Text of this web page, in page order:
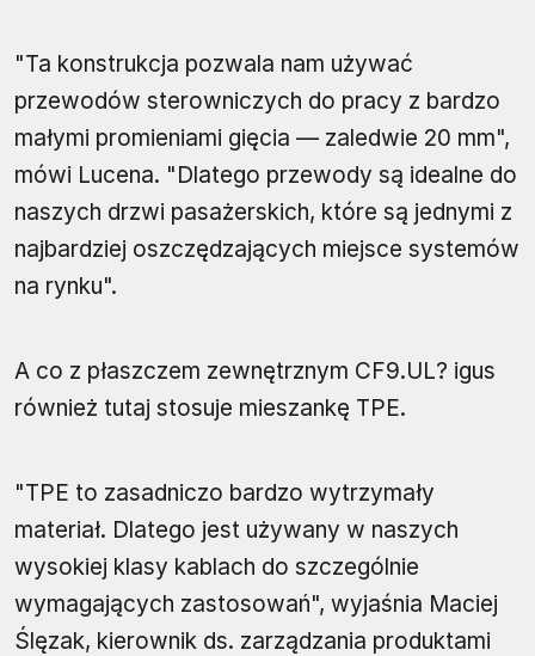
"Ta konstrukcja pozwala nam używać
przewodów sterowniczych do pracy z bardzo
małymi promieniami gięcia — zaledwie 20 mm",
mówi Lucena. "Dlatego przewody są idealne do
naszych drzwi pasażerskich, które są jednymi z
najbardziej oszczędzających miejsce systemów
na rynku".
A co z płaszczem zewnętrznym CF9.UL? igus
również tutaj stosuje mieszankę TPE.
"TPE to zasadniczo bardzo wytrzymały
materiał. Dlatego jest używany w naszych
wysokiej klasy kablach do szczególnie
wymagających zastosowań", wyjaśnia Maciej
Ślęzak, kierownik ds. zarządzania produktami